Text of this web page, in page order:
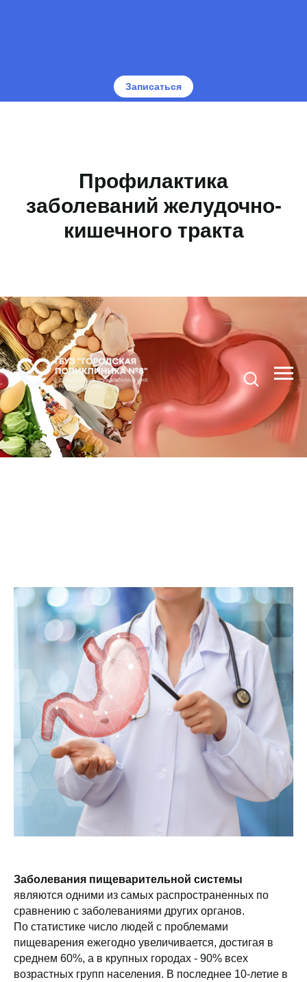
Записаться
Профилактика
заболеваний желудочно-
кишечного тракта
Заболевания пищеварительной системы
являются одними из самых распространенных по
сравнению с заболеваниями других органов.
По статистике число людей с проблемами
пищеварения ежегодно увеличивается, достигая в
среднем 60%, а в крупных городах - 90% всех
возрастных групп населения. В последнее 10-летие в